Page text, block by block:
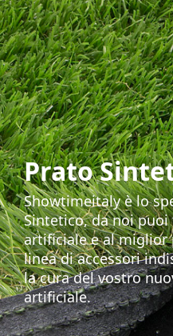
Prato
Showtimeitaly è lo
Sintetico, da noi
artificiale e al miglior
linea di accessori
la cura del vostro
artificiale.